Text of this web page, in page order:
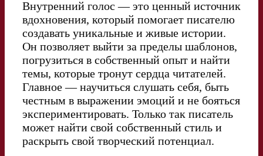
Внутренний голос — это ценный источник
вдохновения, который помогает писателю
создавать уникальные и живые истории.
Он позволяет выйти за пределы шаблонов,
погрузиться в собственный опыт и найти
темы, которые тронут сердца читателей.
Главное — научиться слушать себя, быть
честным в выражении эмоций и не бояться
экспериментировать. Только так писатель
может найти свой собственный стиль и
раскрыть свой творческий потенциал.